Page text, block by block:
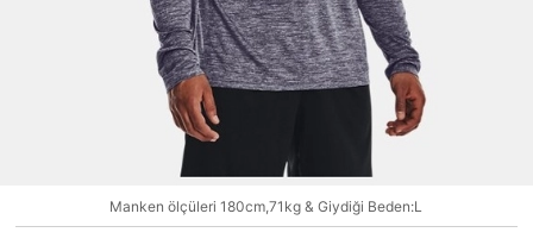
Üye Olmadan Devam Et
Manken ölçüleri 180cm,71kg & Giydiği Beden:L
Daha hızlı ödeme.
Kolay iade ve değişim.